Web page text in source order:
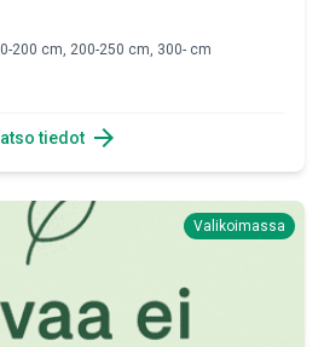
200 cm, 200-250 cm, 300- cm
tiedot arrow_forward
Valikoimassa